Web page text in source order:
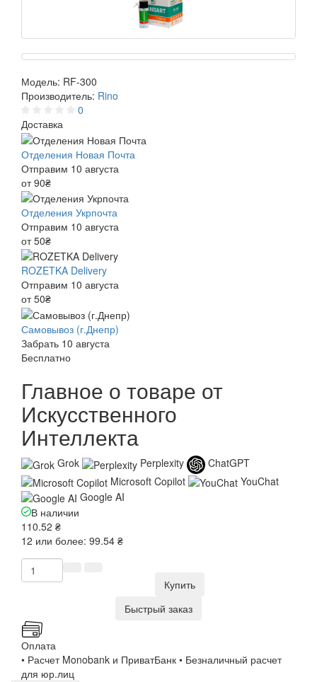
Модель: RF-300
Производитель: Rino
0
Доставка
Отделения Новая Почта
Отправим 10 августа
от 90₴
Отделения Укрпочта
Отправим 10 августа
от 50₴
ROZETKA Delivery
Отправим 10 августа
от 50₴
Самовывоз (г.Днепр)
Забрать 10 августа
Бесплатно
Главное о товаре от
Искусственного
Интеллекта
Grok Perplexity
ChatGPT
Microsoft Copilot
YouChat
Google AI
В наличии
110.52 ₴
12 или более: 99.54 ₴
Купить
Быстрый заказ
Оплата
• Расчет Monobank и ПриватБанк • Безналичный расчет
для юр.лиц